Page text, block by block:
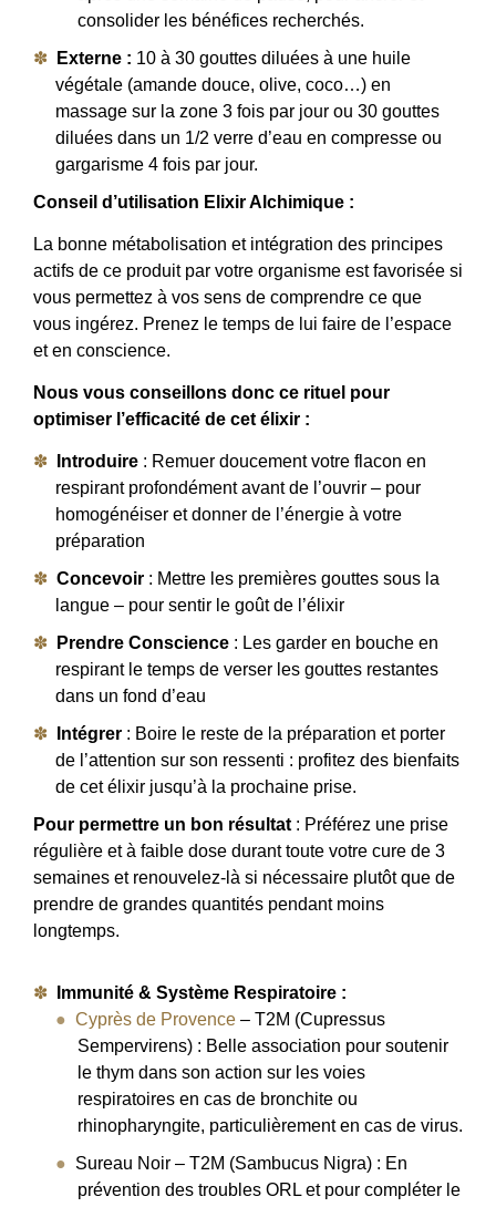
consolider les bénéfices recherchés.
Externe : 10 à 30 gouttes diluées à une huile
végétale (amande douce, olive, coco…) en
massage sur la zone 3 fois par jour ou 30 gouttes
diluées dans un 1/2 verre d’eau en compresse ou
gargarisme 4 fois par jour.
Conseil d’utilisation Elixir Alchimique :
La bonne métabolisation et intégration des principes
actifs de ce produit par votre organisme est favorisée si
vous permettez à vos sens de comprendre ce que
vous ingérez. Prenez le temps de lui faire de l’espace
et en conscience.
Nous vous conseillons donc ce rituel pour
optimiser l’efficacité de cet élixir :
Introduire : Remuer doucement votre flacon en
respirant profondément avant de l’ouvrir – pour
homogénéiser et donner de l’énergie à votre
préparation
Concevoir : Mettre les premières gouttes sous la
langue – pour sentir le goût de l’élixir
Prendre Conscience : Les garder en bouche en
respirant le temps de verser les gouttes restantes
dans un fond d’eau
Intégrer : Boire le reste de la préparation et porter
de l’attention sur son ressenti : profitez des bienfaits
de cet élixir jusqu’à la prochaine prise.
Pour permettre un bon résultat : Préférez une prise
régulière et à faible dose durant toute votre cure de 3
semaines et renouvelez-là si nécessaire plutôt que de
prendre de grandes quantités pendant moins
longtemps.
Immunité & Système Respiratoire :
Cyprès de Provence – T2M (Cupressus
Sempervirens) : Belle association pour soutenir
le thym dans son action sur les voies
respiratoires en cas de bronchite ou
rhinopharyngite, particulièrement en cas de virus.
Sureau Noir – T2M (Sambucus Nigra) : En
prévention des troubles ORL et pour compléter le